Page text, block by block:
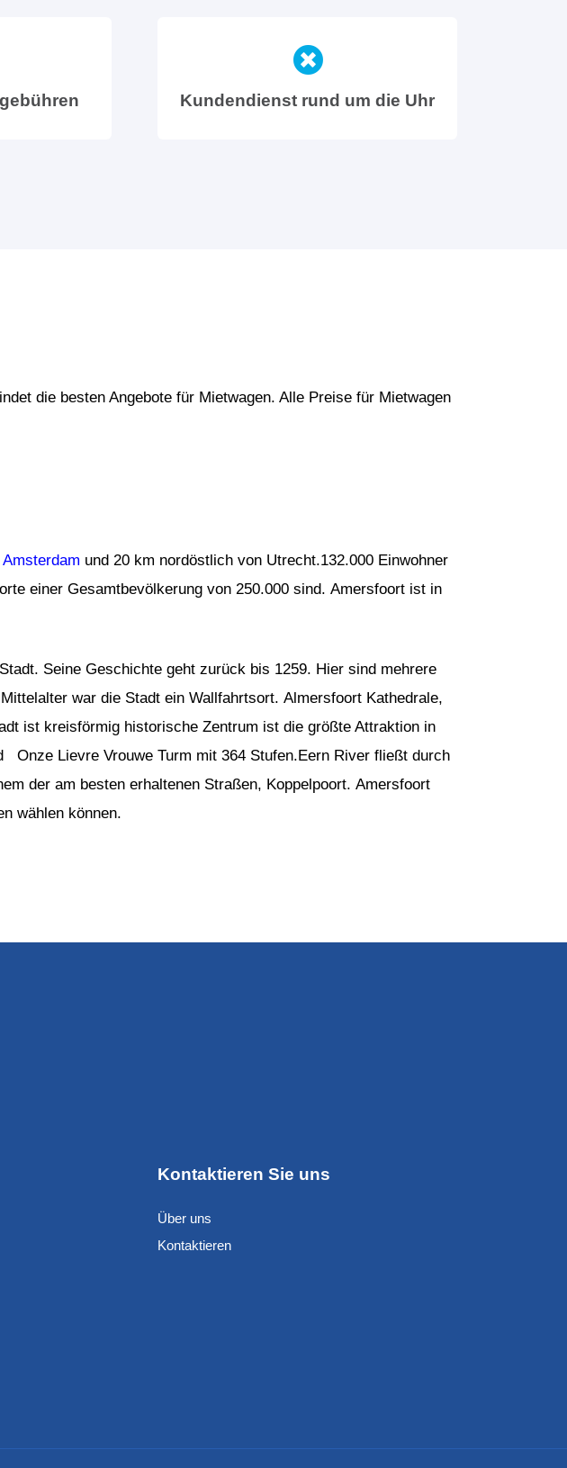
Kundendienst rund um die Uhr
die besten Angebote für Mietwagen. Alle Preise für Mietwagen
und 20 km nordöstlich von Utrecht.132.000 Einwohner
einer Gesamtbevölkerung von 250.000 sind. Amersfoort ist in
Seine Geschichte geht zurück bis 1259. Hier sind mehrere
war die Stadt ein Wallfahrtsort. Almersfoort Kathedrale,
ist kreisförmig historische Zentrum ist die größte Attraktion in
Onze Lievre Vrouwe Turm mit 364 Stufen.Eern River fließt durch
der am besten erhaltenen Straßen, Koppelpoort. Amersfoort
wählen können.
Kontaktieren Sie uns
Über uns
Kontaktieren